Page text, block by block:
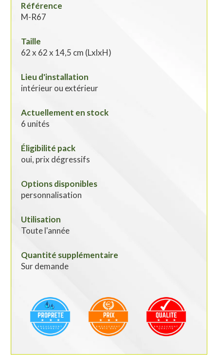
Référence
M-R67
Taille
62 x 62 x 14,5 cm (LxlxH)
Lieu d'installation
intérieur ou extérieur
Actuellement en stock
6 unités
Éligibilité pack
oui, prix dégressifs
Options disponibles
personnalisation
Utilisation
Toute l'année
Quantité supplémentaire
Sur demande